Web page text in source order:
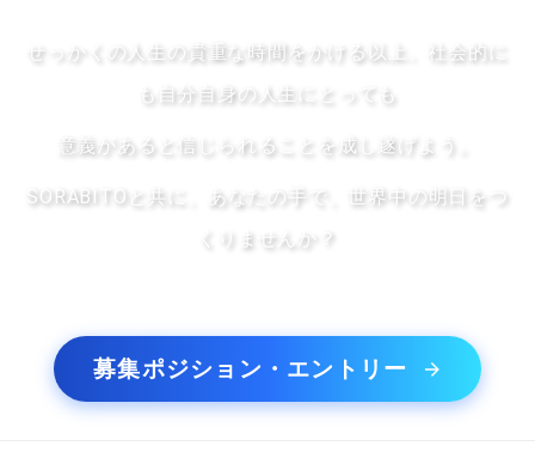
せっかくの人生の貴重な時間をかける以上、社会的に
も自分自身の人生にとっても
意義があると信じられることを成し遂げよう。
SORABITOと共に、あなたの手で、世界中の明日をつ
くりませんか？
募集ポジション・エントリー